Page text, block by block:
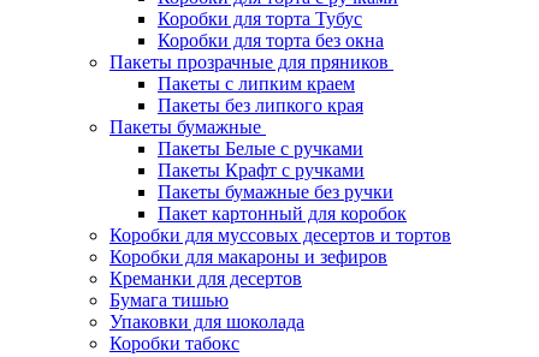
Коробки для торта Тубус
Коробки для торта без окна
Пакеты прозрачные для пряников
Пакеты с липким краем
Пакеты без липкого края
Пакеты бумажные
Пакеты Белые с ручками
Пакеты Крафт с ручками
Пакеты бумажные без ручки
Пакет картонный для коробок
Коробки для муссовых десертов и тортов
Коробки для макароны и зефиров
Креманки для десертов
Бумага тишью
Упаковки для шоколада
Коробки табокс